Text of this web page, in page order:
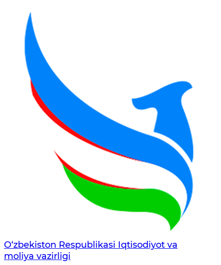
O‘zbekiston Respublikasi Iqtisodiyot va
moliya vazirligi